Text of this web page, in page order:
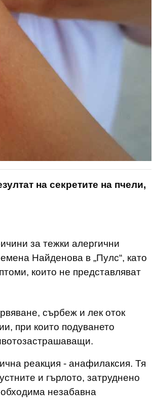
на секретите на пчели,
за тежки алергични
Найденова в „Пулс“, като
които не представляват
сърбеж и лек оток
при които подуването
реакция - анафилаксия. Тя
и гърлото, затруднено
незабавна